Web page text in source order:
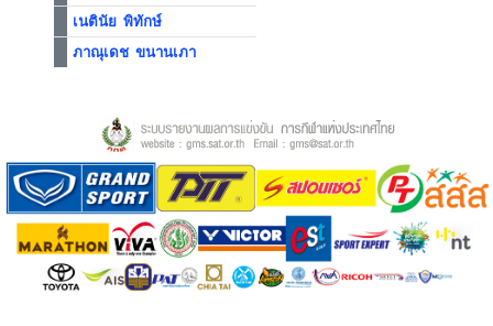
เนตินัย พิทักษ์
ภาณุเดช ขนานเภา